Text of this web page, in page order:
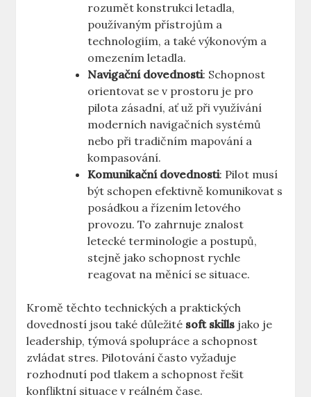
rozumět konstrukci letadla,
používaným přístrojům ⁤a
‍technologiím, a také výkonovým a
omezením ⁣letadla.
Navigační dovednosti: Schopnost
orientovat ⁢se ‍v prostoru je pro
pilota⁣ zásadní, ať ​už při využívání
moderních navigačních‌ systémů
⁢nebo ​při⁤ tradičním ⁢mapování a
kompasování.
Komunikační dovednosti: Pilot musí
být schopen efektivně ⁢komunikovat ​s
posádkou⁤ a ‍řízením ​letového
‌provozu. To zahrnuje znalost
letecké‍ terminologie a postupů,
stejně ⁣jako schopnost ⁢rychle
reagovat​ na měnící se situace.
Kromě těchto technických a praktických
dovedností jsou také důležité soft skills jako je
leadership, týmová spolupráce a schopnost
zvládat stres. Pilotování často vyžaduje
rozhodnutí ⁣pod tlakem a⁣ schopnost řešit
konfliktní situace v reálném čase.